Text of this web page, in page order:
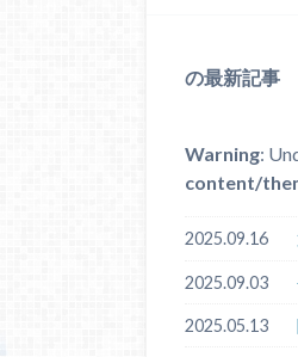
の最新記事
Warning:
content/
2025.09.16
2025.09.03
2025.05.13